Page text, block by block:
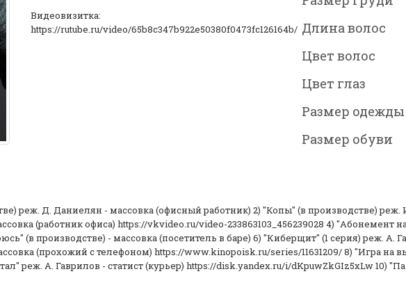
Видеовизитка:
https://rutube.ru/video/65b8c347b922e50380f0473fc126164b/ Длина волос
Цвет волос
Цвет глаз
Размер одежды
Размер обуви
реж. Д. Даниелян - массовка (офисный работник) 2) "Копы" (в производстве)
(работник офиса) https://vkvideo.ru/video-233863103_456239028 4) "Абонемент
(в производстве) - массовка (посетитель в баре) 6) "Киберщит" (1 серия) реж. А.
(прохожий с телефоном) https://www.kinopoisk.ru/series/11631209/ 8) "Игра на
реж. А. Гаврилов - статист (курьер) https://disk.yandex.ru/i/dKpuwZkGIz5xLw 10)